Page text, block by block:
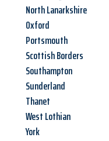
North Lanarkshire
Oxford
Portsmouth
Scottish Borders
Southampton
Sunderland
Thanet
West Lothian
York